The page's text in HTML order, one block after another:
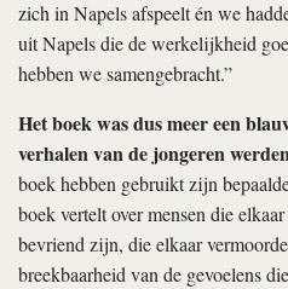
zich in Napels afspeelt én we
uit Napels die de werkelijkheid
hebben we samengebracht.”
Het boek was dus meer een
verhalen van de jongeren
boek hebben gebruikt zijn
boek vertelt over mensen die
bevriend zijn, die elkaar
breekbaarheid van de gevoelens